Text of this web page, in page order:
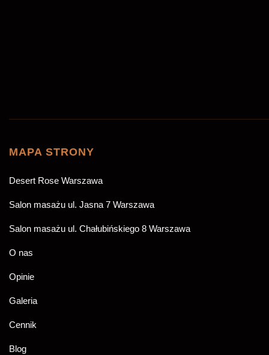
MAPA STRONY
Desert Rose Warszawa
Salon masażu ul. Jasna 7 Warszawa
Salon masażu ul. Chałubińskiego 8 Warszawa
O nas
Opinie
Galeria
Cennik
Blog